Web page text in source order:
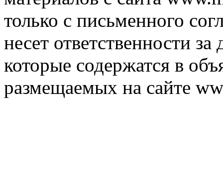
только с письменного
несет ответственности
которые содержатся в
размещаемых на сайте